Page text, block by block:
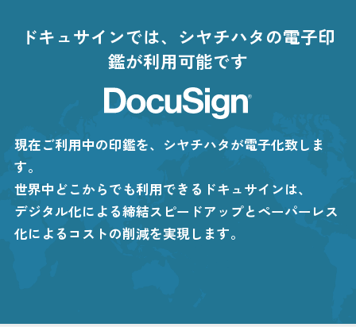
ドキュサインでは、シヤチハタの電子印
鑑が利用可能です
現在ご利用中の印鑑を、シヤチハタが電子化致しま
す。
世界中どこからでも利用できるドキュサインは、
デジタル化による締結スピードアップとペーパーレス
化によるコストの削減を実現します。